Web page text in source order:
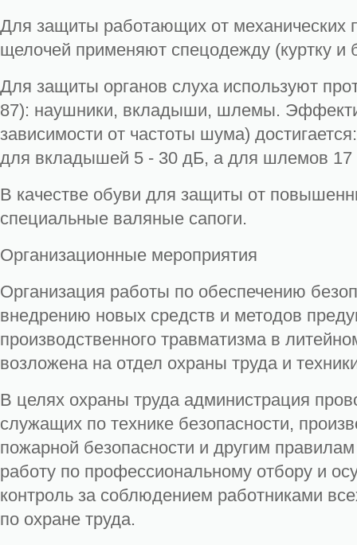
Для защиты работающих от механических
щелочей применяют спецодежду (куртку и
Для защиты органов слуха используют
87): наушники, вкладыши, шлемы.
зависимости от частоты шума)
для вкладышей 5 - 30 дБ, а для шлемов 17
В качестве обуви для защиты от
специальные валяные сапоги.
Организационные мероприятия
Организация работы по обеспечению
внедрению новых средств и методов
производственного травматизма в
возложена на отдел охраны труда и
В целях охраны труда администрация
служащих по технике безопасности,
пожарной безопасности и другим
работу по профессиональному отбору и
контроль за соблюдением работниками
по охране труда.